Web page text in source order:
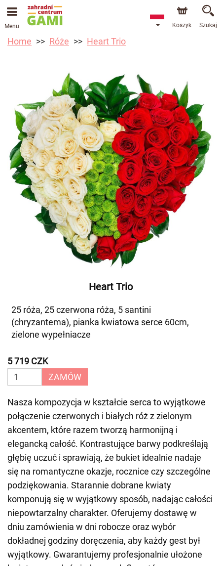
Menu Koszyk Szukaj
Home Róże Heart Trio
Heart Trio
25 róża, 25 czerwona róża, 5 santini
(chryzantema), pianka kwiatowa serce 60cm,
zielone wypełniacze
5 719 CZK
ZAMÓW
Nasza kompozycja w kształcie serca to wyjątkowe
połączenie czerwonych i białych róż z zielonym
akcentem, które razem tworzą harmonijną i
elegancką całość. Kontrastujące barwy podkreślają
głębię uczuć i sprawiają, że bukiet idealnie nadaje
się na romantyczne okazje, rocznice czy szczególne
podziękowania. Starannie dobrane kwiaty
komponują się w wyjątkowy sposób, nadając całości
niepowtarzalny charakter. Oferujemy dostawę w
dniu zamówienia w dni robocze oraz wybór
dokładnej godziny doręczenia, aby każdy gest był
wyjątkowy. Gwarantujemy profesjonalnie ułożone